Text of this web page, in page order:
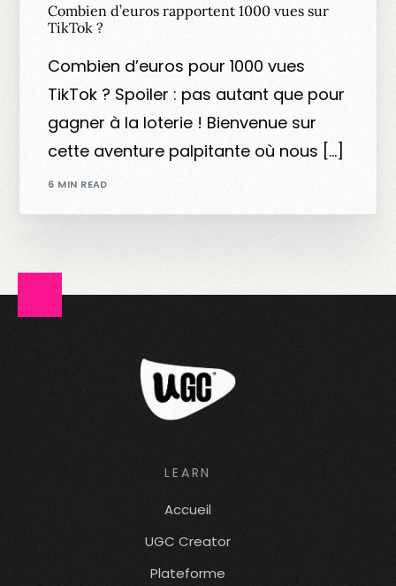
Combien d’euros rapportent 1000 vues sur
TikTok ?
Combien d’euros pour 1000 vues
TikTok ? Spoiler : pas autant que pour
gagner à la loterie ! Bienvenue sur
cette aventure palpitante où nous […]
6 MIN READ
LEARN
Accueil
UGC Creator
Plateforme